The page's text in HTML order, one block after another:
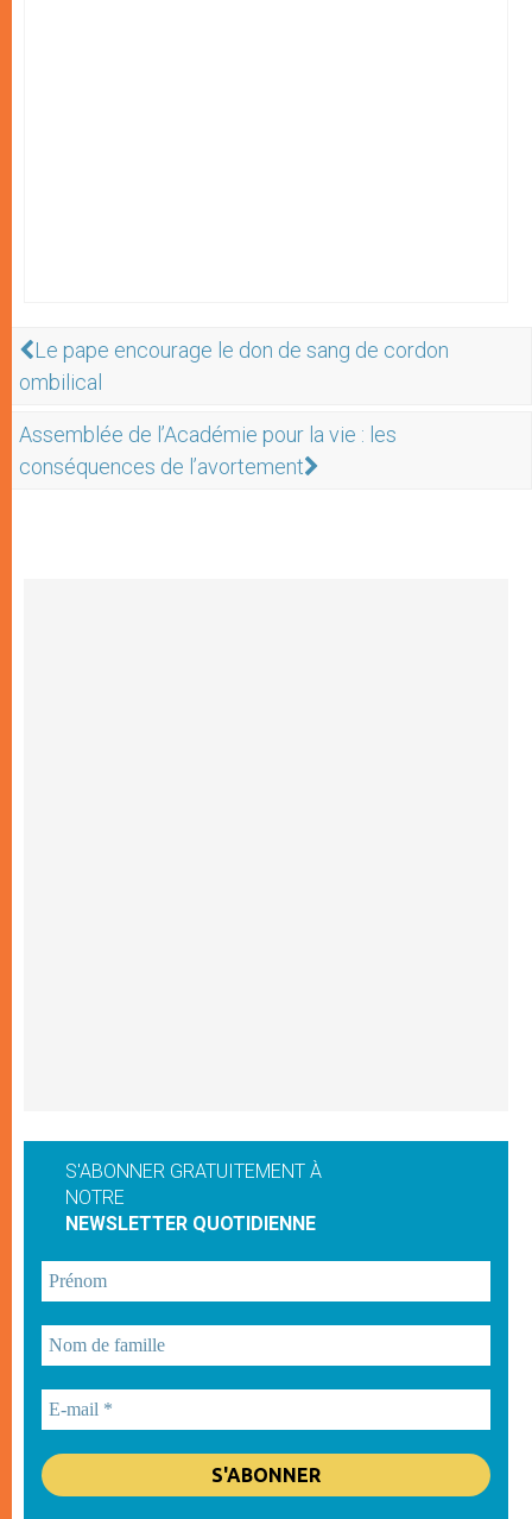
Le pape encourage le don de sang de cordon
ombilical
Assemblée de l’Académie pour la vie : les
conséquences de l’avortement
S'ABONNER GRATUITEMENT À
NOTRE
NEWSLETTER QUOTIDIENNE